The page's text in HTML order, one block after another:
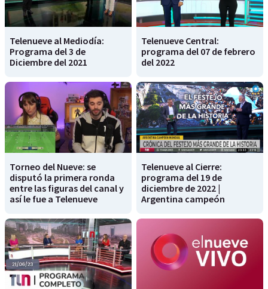
Telenueve al Mediodía:
Programa del 3 de
Diciembre del 2021
Telenueve Central:
programa del 07 de febrero
del 2022
Torneo del Nueve: se
disputó la primera ronda
entre las figuras del canal y
así le fue a Telenueve
Telenueve al Cierre:
programa del 19 de
diciembre de 2022 |
Argentina campeón